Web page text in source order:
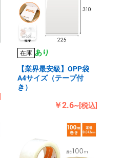
在庫 あり
【業界最安級】OPP袋
A4サイズ（テープ付
き）
￥2.6~[税込]